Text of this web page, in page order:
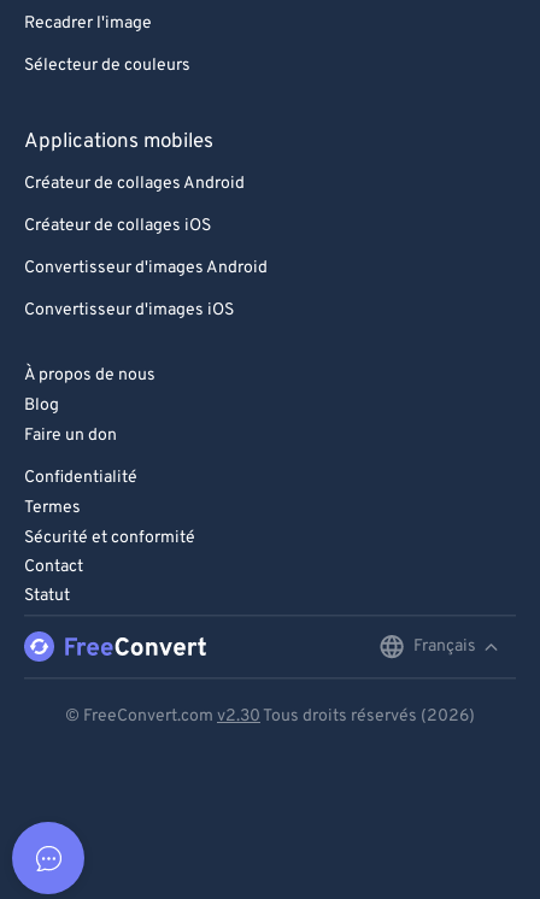
Recadrer l'image
Sélecteur de couleurs
Applications mobiles
Créateur de collages Android
Créateur de collages iOS
Convertisseur d'images Android
Convertisseur d'images iOS
À propos de nous
Blog
Faire un don
Confidentialité
Termes
Sécurité et conformité
Contact
Statut
Français
© FreeConvert.com v2.30 Tous droits réservés (2026)